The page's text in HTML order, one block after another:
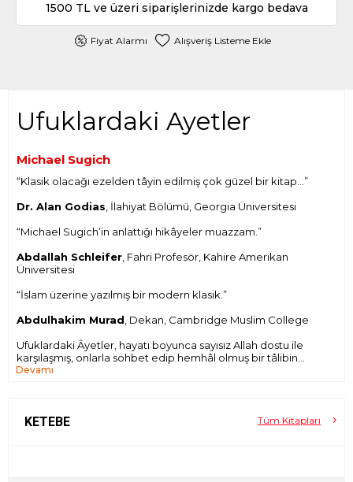
1500 TL ve üzeri siparişlerinizde kargo bedava
Fiyat Alarmı Alışveriş Listeme Ekle
Ufuklardaki Ayetler
Michael Sugich
“Klasik olacağı ezelden tâyin edilmiş çok güzel bir kitap…”
Dr. Alan Godias , İlahiyat Bölümü, Georgia Üniversitesi
“Michael Sugich’in anlattığı hikâyeler muazzam.”
Abdallah Schleifer , Fahri Profesör, Kahire Amerikan
Üniversitesi
“İslam üzerine yazılmış bir modern klasik.”
Abdulhakim Murad , Dekan, Cambridge Muslim College
Ufuklardaki Âyetler, hayatı boyunca sayısız Allah dostu ile
karşılaşmış, onlarla sohbet edip hemhâl olmuş bir tâlibin
büyüleyici hâtıratı. Yaklaşık 40 yıl önce tasavvuf yoluna
zevâta temas etmiş. Bir nevi modern zaman
Devamı
KETEBE Tüm Kitapları